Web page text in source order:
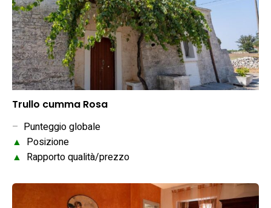
Trullo cumma Rosa
– Punteggio globale
▲ Posizione
▲ Rapporto qualità/prezzo